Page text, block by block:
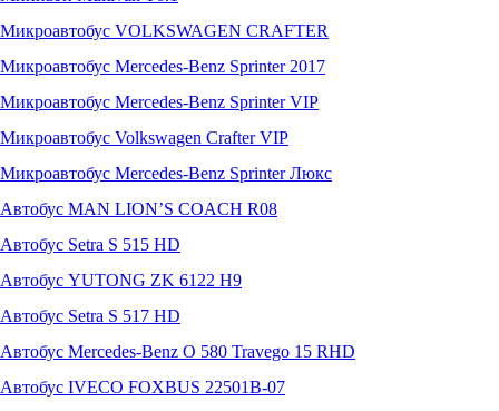
Микроавтобус VOLKSWAGEN CRAFTER
Микроавтобус Mercedes-Benz Sprinter 2017
Микроавтобус Mercedes-Benz Sprinter VIP
Микроавтобус Volkswagen Crafter VIP
Микроавтобус Mercedes-Benz Sprinter Люкс
Автобус MAN LION’S COACH R08
Автобус Setra S 515 HD
Автобус YUTONG ZK 6122 H9
Автобус Setra S 517 HD
Автобус Mercedes-Benz O 580 Travego 15 RHD
Автобус IVECO FOXBUS 22501В-07